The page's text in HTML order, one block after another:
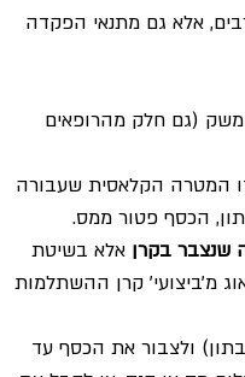
אלא גם מתנאי הפקדה
העובד, ובסך הכל 2.6% יותר משאר המשק (גם חלק מהרופאים
המטרה הקלאסית שעבורה
הכסף פטור ממס.
שנצבר בקרן אלא בשיטת
מ׳ביצועי׳ קרן ההשתלמות
ולצבור את הכסף עד